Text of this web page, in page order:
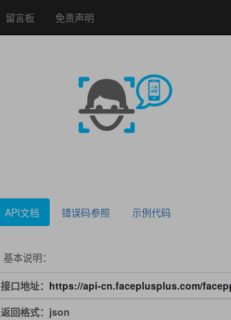
留言板 免责声明
API文档 错误码参照 示例代码
基本说明：
接口地址： https://api-cn.faceplusplus.com/
返回格式：json